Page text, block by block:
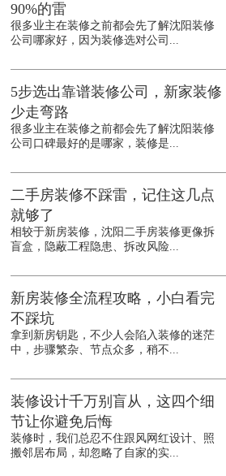
90%的雷
很多业主在装修之前都会先了解沈阳装修
公司哪家好，因为装修选对公司...
5步选出靠谱装修公司，新家装修
少走弯路
很多业主在装修之前都会先了解沈阳装修
公司口碑最好的是哪家，装修是...
二手房装修不踩雷，记住这几点
就够了
相较于新房装修，沈阳二手房装修更像拆
盲盒，隐蔽工程隐患、拆改风险...
新房装修全流程攻略，小白看完
不踩坑
拿到新房钥匙，不少人会陷入装修的迷茫
中，步骤繁杂、节点众多，稍不...
装修设计千万别盲从，这四个细
节让你避免后悔
装修时，我们总忍不住跟风网红设计、照
搬邻居布局，却忽略了自家的实...